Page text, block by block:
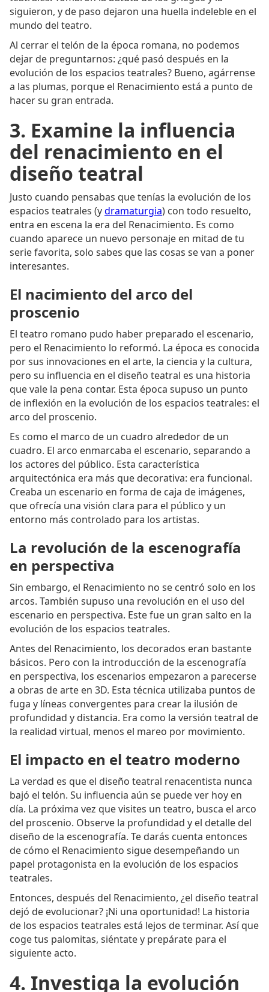
siguieron, y de paso dejaron una huella indeleble en el
mundo del teatro.
Al cerrar el telón de la época romana, no podemos
dejar de preguntarnos: ¿qué pasó después en la
evolución de los espacios teatrales? Bueno, agárrense
a las plumas, porque el Renacimiento está a punto de
hacer su gran entrada.
3. Examine la influencia
del renacimiento en el
diseño teatral
Justo cuando pensabas que tenías la evolución de los
espacios teatrales (ydramaturgia) con todo resuelto,
entra en escena la era del Renacimiento. Es como
cuando aparece un nuevo personaje en mitad de tu
serie favorita, solo sabes que las cosas se van a poner
interesantes.
El nacimiento del arco del
proscenio
El teatro romano pudo haber preparado el escenario,
pero el Renacimiento lo reformó. La época es conocida
por sus innovaciones en el arte, la ciencia y la cultura,
pero su influencia en el diseño teatral es una historia
que vale la pena contar. Esta época supuso un punto
de inflexión en la evolución de los espacios teatrales: el
arco del proscenio.
Es como el marco de un cuadro alrededor de un
cuadro. El arco enmarcaba el escenario, separando a
los actores del público. Esta característica
arquitectónica era más que decorativa: era funcional.
Creaba un escenario en forma de caja de imágenes,
que ofrecía una visión clara para el público y un
entorno más controlado para los artistas.
La revolución de la escenografía
en perspectiva
Sin embargo, el Renacimiento no se centró solo en los
arcos. También supuso una revolución en el uso del
escenario en perspectiva. Este fue un gran salto en la
evolución de los espacios teatrales.
Antes del Renacimiento, los decorados eran bastante
básicos. Pero con la introducción de la escenografía
en perspectiva, los escenarios empezaron a parecerse
a obras de arte en 3D. Esta técnica utilizaba puntos de
fuga y líneas convergentes para crear la ilusión de
profundidad y distancia. Era como la versión teatral de
la realidad virtual, menos el mareo por movimiento.
El impacto en el teatro moderno
La verdad es que el diseño teatral renacentista nunca
bajó el telón. Su influencia aún se puede ver hoy en
día. La próxima vez que visites un teatro, busca el arco
del proscenio. Observe la profundidad y el detalle del
diseño de la escenografía. Te darás cuenta entonces
de cómo el Renacimiento sigue desempeñando un
papel protagonista en la evolución de los espacios
teatrales.
Entonces, después del Renacimiento, ¿el diseño teatral
dejó de evolucionar? ¡Ni una oportunidad! La historia
de los espacios teatrales está lejos de terminar. Así que
coge tus palomitas, siéntate y prepárate para el
siguiente acto.
4. Investiga la evolución